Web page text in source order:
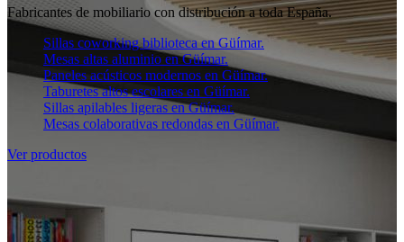
Fabricantes de mobiliario con distribución a toda España.
Sillas coworking biblioteca en Güímar.
Mesas altas aluminio en Güímar.
Paneles acústicos modernos en Güímar.
Taburetes altos escolares en Güímar.
Sillas apilables ligeras en Güímar.
Mesas colaborativas redondas en Güímar.
Ver productos